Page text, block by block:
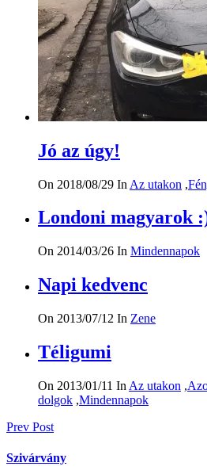
Jó az úgy!
On 2018/08/29 In Az utakon ,
Londoni magyarok
On 2014/03/26 In Mindennapok
Napi kedvenc
On 2013/07/12 In Zene
Téligumi
On 2013/01/11 In Az utakon ,
dolgok ,Mindennapok
Bejegyzés
navigáció
Prev Post
Szivárvány